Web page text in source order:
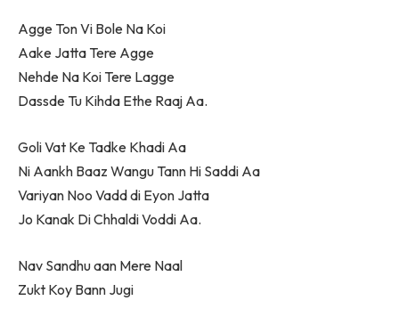
Agge Ton Vi Bole Na Koi
Aake Jatta Tere Agge
Nehde Na Koi Tere Lagge
Dassde Tu Kihda Ethe Raaj Aa.
Goli Vat Ke Tadke Khadi Aa
Ni Aankh Baaz Wangu Tann Hi Saddi Aa
Variyan Noo Vadd di Eyon Jatta
Jo Kanak Di Chhaldi Voddi Aa.
Nav Sandhu aan Mere Naal
Zukt Koy Bann Jugi